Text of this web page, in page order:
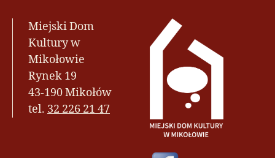
Miejski Dom
Kultury w
Mikołowie
Rynek 19
43-190 Mikołów
tel. 32 226 21 47